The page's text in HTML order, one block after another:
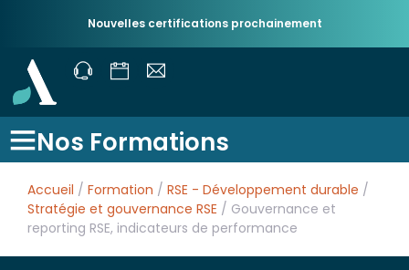
Nouvelles certifications prochainement
Nos Formations
Accueil / Formation / RSE - Développement durable /
Stratégie et gouvernance RSE / Gouvernance et
reporting RSE, indicateurs de performance